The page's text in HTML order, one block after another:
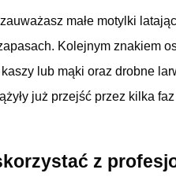
małe motylki
Kolejnym znakiem
lub mąki oraz drobne
już przejść przez kilka
z